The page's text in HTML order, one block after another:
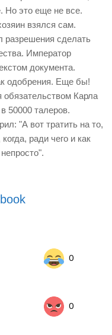
Но это еще не все.
взялся сам.
разрешения сделать
Император
документа.
одобрения. Еще бы!
обязательством Карла
50000 талеров.
"А вот тратить на то,
ради чего и как
0
0